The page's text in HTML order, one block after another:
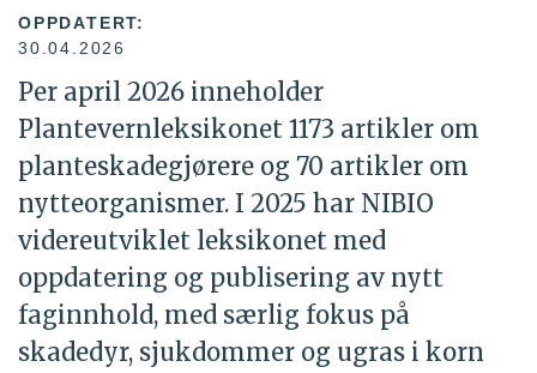
OPPDATERT:
30.04.2026
Per april 2026 inneholder
Plantevernleksikonet 1173 artikler om
planteskadegjørere og 70 artikler om
nytteorganismer. I 2025 har NIBIO
videreutviklet leksikonet med
oppdatering og publisering av nytt
faginnhold, med særlig fokus på
skadedyr, sjukdommer og ugras i korn